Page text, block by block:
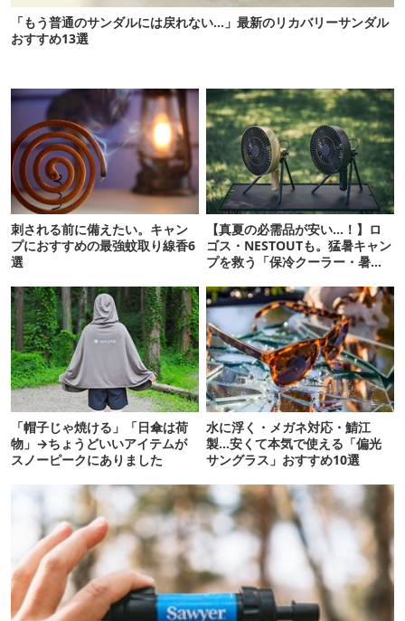
「もう普通のサンダルには戻れない…」最新のリカバリーサンダル
おすすめ13選
刺される前に備えたい。キャン
プにおすすめの最強蚊取り線香6
選
【真夏の必需品が安い…！】ロ
ゴス・NESTOUTも。猛暑キャン
プを救う「保冷クーラー・暑さ
「帽子じゃ焼ける」「日傘は荷
物」→ちょうどいいアイテムが
スノーピークにありました
水に浮く・メガネ対応・鯖江
製…安くて本気で使える「偏光
サングラス」おすすめ10選